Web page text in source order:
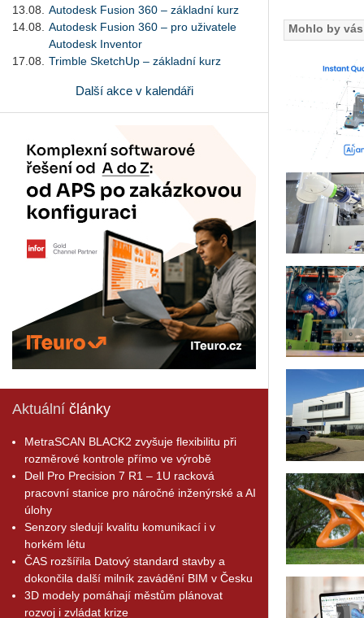
13.08.
Autodesk Fusion 360 – základní kurz
14.08.
Autodesk Fusion 360 – pro uživatele
Autodesk Inventor
17.08.
Trimble SketchUp – základní kurz
Další akce v kalendáři
Aktuální články
MetraSCAN BLACK2 zvyšuje flexibilitu při
rozměrové kontrole přímo ve výrobě
Dell Pro Precision 7 R1 – 1U racková
pracovní stanice pro náročné inženýrské a AI
úlohy
Senzory sledují kvalitu komunikací i v
horkém létu
ČAS rozšířila Datový standard stavby a
dokončila další milník zavádění BIM v Česku
3D modely pomáhají městům plánovat
rozvoj i zvládat krize
Mohlo by